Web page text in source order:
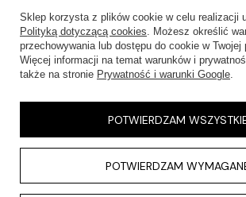
Sklep korzysta z plików cookie w celu realizacji
Polityką dotyczącą cookies. Możesz określić
przechowywania lub dostępu do cookie w Twojej
Więcej informacji na temat warunków i
także na stronie Prywatność i warunki Google.
POTWIERDZAM
POTWIERDZAM